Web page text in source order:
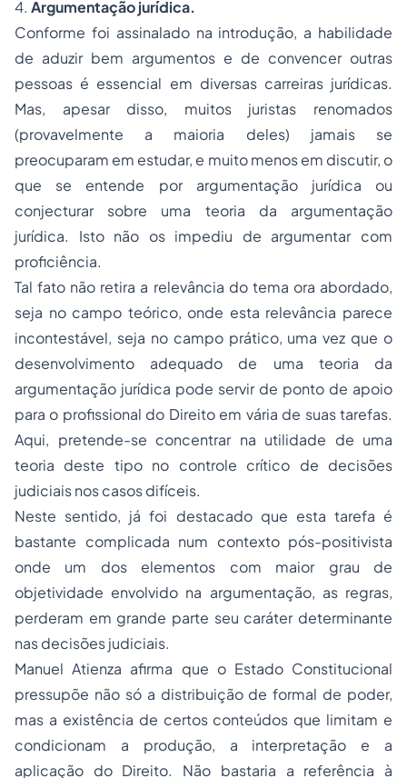
4. Argumentação jurídica.
Conforme foi assinalado na introdução, a habilidade
de aduzir bem argumentos e de convencer outras
pessoas é essencial em diversas carreiras jurídicas.
Mas, apesar disso, muitos juristas renomados
(provavelmente a maioria deles) jamais se
preocuparam em estudar, e muito menos em discutir, o
que se entende por argumentação jurídica ou
conjecturar sobre uma teoria da argumentação
jurídica. Isto não os impediu de argumentar com
proficiência.
Tal fato não retira a relevância do tema ora abordado,
seja no campo teórico, onde esta relevância parece
incontestável, seja no campo prático, uma vez que o
desenvolvimento adequado de uma teoria da
argumentação jurídica pode servir de ponto de apoio
para o profissional do Direito em vária de suas tarefas.
Aqui, pretende-se concentrar na utilidade de uma
teoria deste tipo no controle crítico de decisões
judiciais nos casos difíceis.
Neste sentido, já foi destacado que esta tarefa é
bastante complicada num contexto pós-positivista
onde um dos elementos com maior grau de
objetividade envolvido na argumentação, as regras,
perderam em grande parte seu caráter determinante
nas decisões judiciais.
Manuel Atienza afirma que o Estado Constitucional
pressupõe não só a distribuição de formal de poder,
mas a existência de certos conteúdos que limitam e
condicionam a produção, a interpretação e a
aplicação do Direito. Não bastaria a referência à